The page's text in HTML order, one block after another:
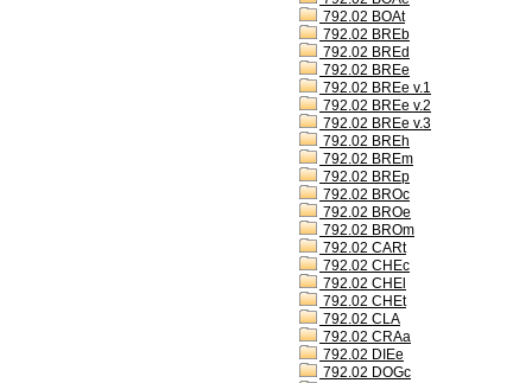
792.02 BOAt
792.02 BREb
792.02 BREd
792.02 BREe
792.02 BREe v.1
792.02 BREe v.2
792.02 BREe v.3
792.02 BREh
792.02 BREm
792.02 BREp
792.02 BROc
792.02 BROe
792.02 BROm
792.02 CARt
792.02 CHEc
792.02 CHEl
792.02 CHEt
792.02 CLA
792.02 CRAa
792.02 DIEe
792.02 DOGc